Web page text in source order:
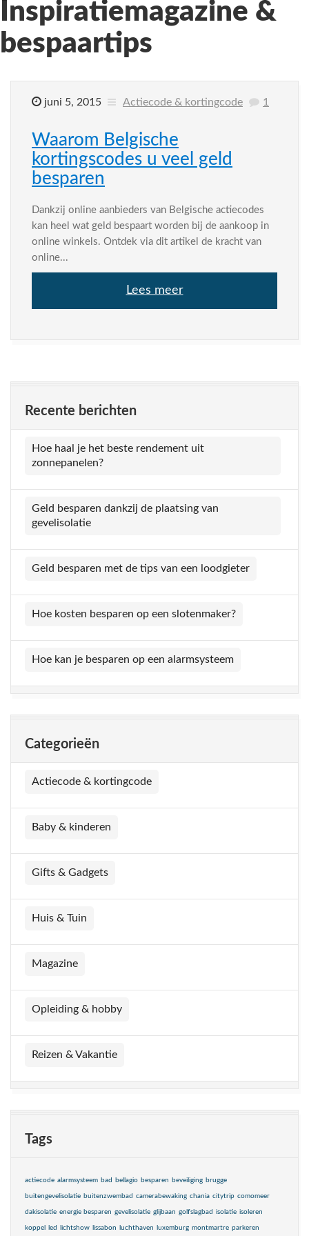
Inspiratiemagazine &
bespaartips
juni 5, 2015 Actiecode & kortingcode 1
Waarom Belgische
kortingscodes u veel geld
besparen
Dankzij online aanbieders van Belgische actiecodes
kan heel wat geld bespaart worden bij de aankoop in
online winkels. Ontdek via dit artikel de kracht van
online...
Lees meer
Recente berichten
Hoe haal je het beste rendement uit
zonnepanelen?
Geld besparen dankzij de plaatsing van
gevelisolatie
Geld besparen met de tips van een loodgieter
Hoe kosten besparen op een slotenmaker?
Hoe kan je besparen op een alarmsysteem
Categorieën
Actiecode & kortingcode
Baby & kinderen
Gifts & Gadgets
Huis & Tuin
Magazine
Opleiding & hobby
Reizen & Vakantie
Tags
actiecode alarmsysteem bad bellagio besparen beveiliging brugge
buitengevelisolatie buitenzwembad camerabewaking chania citytrip comomeer
dakisolatie energie besparen gevelisolatie glijbaan golfslagbad isolatie isoleren
koppel led lichtshow lissabon luchthaven luxemburg montmartre parkeren